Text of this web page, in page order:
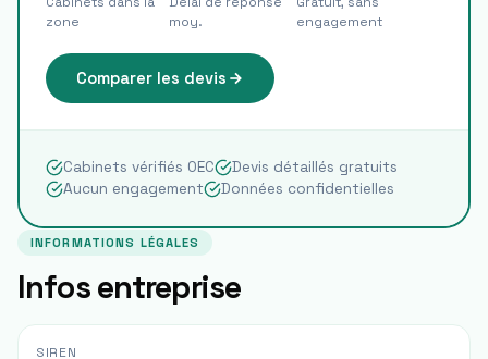
zone
moy.
engagement
Comparer les devis
Cabinets vérifiés OEC
Devis détaillés gratuits
Aucun engagement
Données confidentielles
INFORMATIONS LÉGALES
Infos entreprise
SIREN